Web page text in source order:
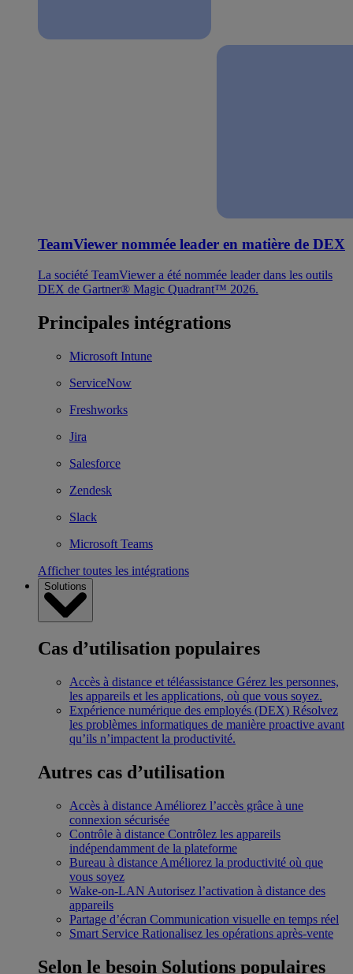
TeamViewer nommée leader en matière de DEX
La société TeamViewer a été nommée leader dans les outils
DEX de Gartner® Magic Quadrant™ 2026.
Principales intégrations
Microsoft Intune
ServiceNow
Freshworks
Jira
Salesforce
Zendesk
Slack
Microsoft Teams
Afficher toutes les intégrations
Solutions
Cas d’utilisation populaires
Accès à distance et téléassistance Gérez les personnes,
les appareils et les applications, où que vous soyez.
Expérience numérique des employés (DEX) Résolvez
les problèmes informatiques de manière proactive avant
qu’ils n’impactent la productivité.
Autres cas d’utilisation
Accès à distance Améliorez l’accès grâce à une
connexion sécurisée
Contrôle à distance Contrôlez les appareils
indépendamment de la plateforme
Bureau à distance Améliorez la productivité où que
vous soyez
Wake-on-LAN Autorisez l’activation à distance des
appareils
Partage d’écran Communication visuelle en temps réel
Smart Service Rationalisez les opérations après-vente
Selon le besoin Solutions populaires